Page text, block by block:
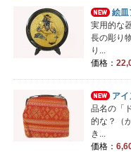
絵
実用的な
長の彫り
り...
価格：
ア
品名の「
的な？（
き...
価格：